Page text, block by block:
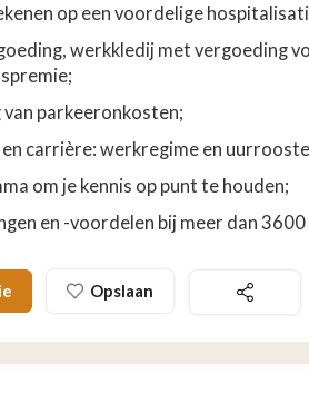
op een voordelige
werkkledij met vergoeding
parkeeronkosten;
carrière: werkregime en
om je kennis op punt te houden;
en -voordelen bij meer dan 3600
Opslaan